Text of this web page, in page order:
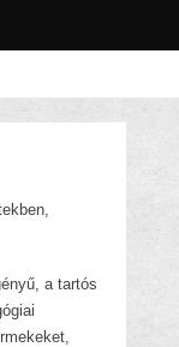
a tartós